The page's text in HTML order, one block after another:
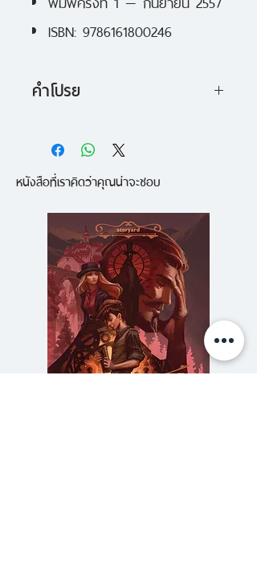
ISBN: 9786161800246
คำโปรย
ศตวรรษแล้ว จนกระทั่งบัดนี้ หลัง
สงครามนิวเคลียร์ล้างโลก มนุษย์
กลุ่มสุดท้ายอาศัยบนยานอวกาศที่อยู่
ไกลจากพื้นผิวของโลก ซึ่งปกคลุม
ด้วยกัมมันตรังสี และในตอนนี้
เยาวชนผู้มีความผิดหนึ่งร้อย
คน...สังคมมองว่าเป็นตัวเบี้ยไร้ค่า
กำลังถูกส่งไปทำภารกิจอันตราย
หนังสือที่เราคิดว่าคุณน่าจะชอบ